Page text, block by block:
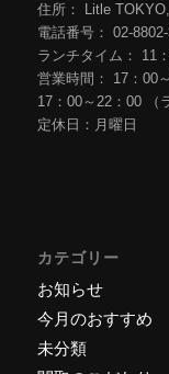
住所： Litle
電話番号： 02-
ランチタイム： 11
営業時間： 17：00
17：00～22：00 （
定休日：月曜日
カテゴリー
お知らせ
今月のおすすめ
未分類